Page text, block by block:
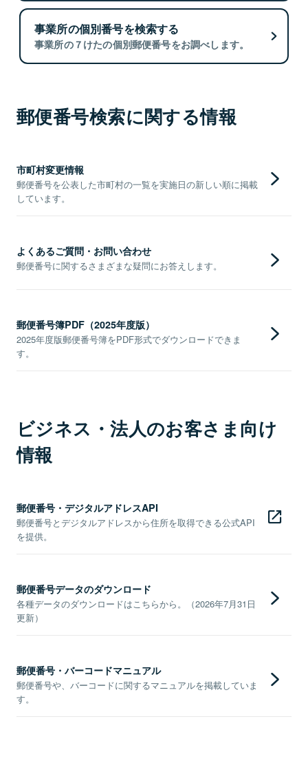
事業所の個別番号を検索する
事業所の７けたの個別郵便番号をお調べします。
郵便番号検索に関する情報
市町村変更情報
郵便番号を公表した市町村の一覧を実施日の新しい順に掲載
しています。
よくあるご質問・お問い合わせ
郵便番号に関するさまざまな疑問にお答えします。
郵便番号簿PDF（2025年度版）
2025年度版郵便番号簿をPDF形式でダウンロードできま
す。
ビジネス・法人のお客さま向け
情報
郵便番号・デジタルアドレスAPI
郵便番号とデジタルアドレスから住所を取得できる公式API
を提供。
郵便番号データのダウンロード
各種データのダウンロードはこちらから。（2026年7月31日
更新）
郵便番号・バーコードマニュアル
郵便番号や、バーコードに関するマニュアルを掲載していま
す。